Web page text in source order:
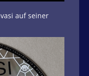
auf seiner